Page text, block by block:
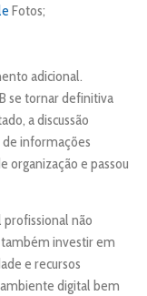
Fotos;
adicional.
se tornar definitiva
a discussão
informações
organização e passou
profissional não
também investir em
e recursos
digital bem